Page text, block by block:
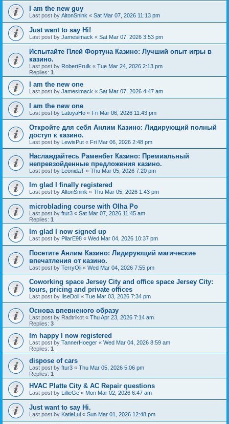
I am the new guy
Last post by AltonSnink « Sat Mar 07, 2026 11:13 pm
Just want to say Hi!
Last post by Jamesimack « Sat Mar 07, 2026 3:53 pm
Испытайте Плей Фортуна Казино: Лучший опыт игры в
казино.
Last post by RobertFrulk « Tue Mar 24, 2026 2:13 pm
Replies: 1
I am the new one
Last post by Jamesimack « Sat Mar 07, 2026 4:47 am
I am the new one
Last post by LatoyaHo « Fri Mar 06, 2026 11:43 pm
Откройте для себя Анлим Казино: Лидирующий полный
доступ к казино.
Last post by LewisPut « Fri Mar 06, 2026 2:48 pm
Наслаждайтесь Раменбет Казино: Премиальный
непревзойденные предложения казино.
Last post by LeonidaT « Thu Mar 05, 2026 7:20 pm
Im glad I finally registered
Last post by AltonSnink « Thu Mar 05, 2026 1:43 pm
microblading course with Olha Po
Last post by ftur3 « Sat Mar 07, 2026 11:45 am
Replies: 1
Im glad I now signed up
Last post by PilarE98 « Wed Mar 04, 2026 10:37 pm
Посетите Анлим Казино: Лидирующий магические
впечатления от казино.
Last post by TerryOli « Wed Mar 04, 2026 7:55 pm
Coworking space Jersey City and office space Jersey City:
tours, pricing and private offices
Last post by IlseDoll « Tue Mar 03, 2026 7:34 pm
Основа впевненого образу
Last post by Radtrikot « Thu Apr 23, 2026 7:14 am
Replies: 3
Im happy I now registered
Last post by TannerHoeger « Wed Mar 04, 2026 8:59 am
Replies: 1
dispose of cars
Last post by ftur3 « Thu Mar 05, 2026 5:06 pm
Replies: 1
HVAC Platte City & AC Repair questions
Last post by LillieGe « Mon Mar 02, 2026 6:47 am
Just want to say Hi.
Last post by KatieLui « Sun Mar 01, 2026 12:48 pm